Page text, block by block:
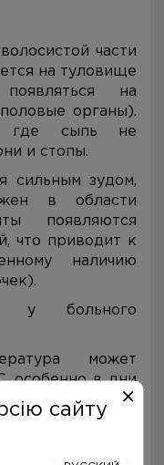
части
на туловище
на
органы).
где сыпь не
и стопы.
сильным зудом,
в области
появляются
что приводит к
наличию
у больного
может
особенно в дни
— из-за
связано с
сайту